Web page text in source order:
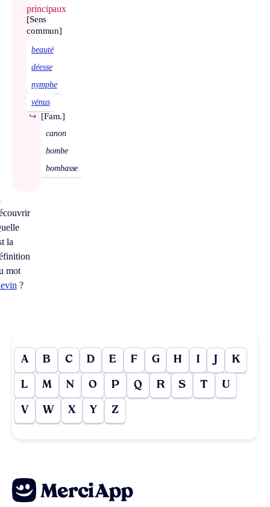
principaux
[Sens
commun]
beauté
déesse
nymphe
vénus
[Fam.]
↪
canon
bombe
bombasse
la
mot
?
A B C D E F G H I J K
L M N O P Q R S T U
V W X Y Z